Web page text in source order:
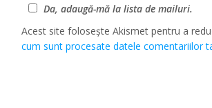
Da, adaugă-mă la lista de mailuri.
Acest site folosește Akismet pentru a
cum sunt procesate datele comentariilor